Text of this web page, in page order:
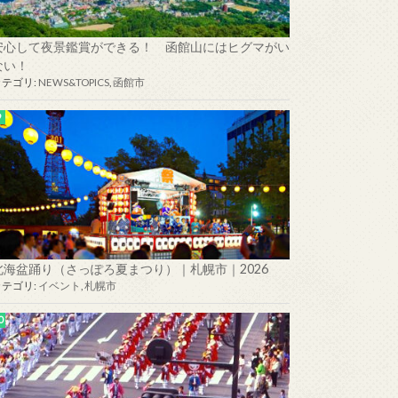
心して夜景鑑賞ができる！ 函館山にはヒグマがい
！
ゴリ: NEWS&TOPICS 函館市
海盆踊り（さっぽろ夏まつり）｜札幌市｜2026
ゴリ: イベント 札幌市